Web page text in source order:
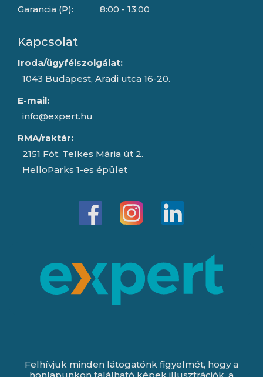
Garancia (P):
8:00 - 13:00
Kapcsolat
Iroda/ügyfélszolgálat:
1043 Budapest, Aradi utca 16-20.
E-mail:
info@expert.hu
RMA/raktár:
2151 Fót, Telkes Mária út 2.
HelloParks 1-es épület
Felhívjuk minden látogatónk figyelmét, hogy a